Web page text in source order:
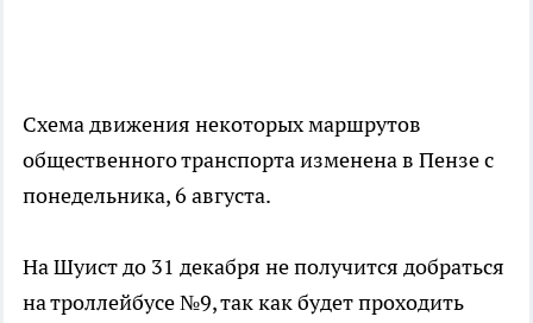
Схема движения некоторых маршрутов
общественного транспорта изменена в Пензе с
понедельника, 6 августа.
На Шуист до 31 декабря не получится добраться
на троллейбусе №9, так как будет проходить